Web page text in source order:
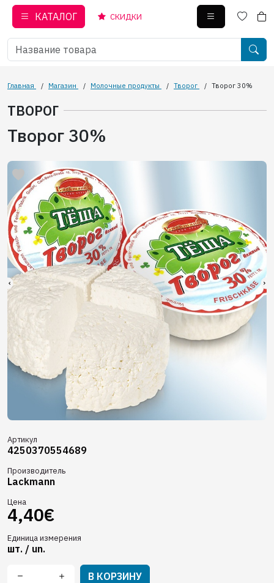
КАТАЛОГ СКИДКИ
Главная / Магазин / Молочные продукты / Творог / Творог 30%
ТВОРОГ
Творог 30%
Артикул
4250370554689
Производитель
Lackmann
Цена
4,40€
Единица измерения
шт. / un.
В КОРЗИНУ